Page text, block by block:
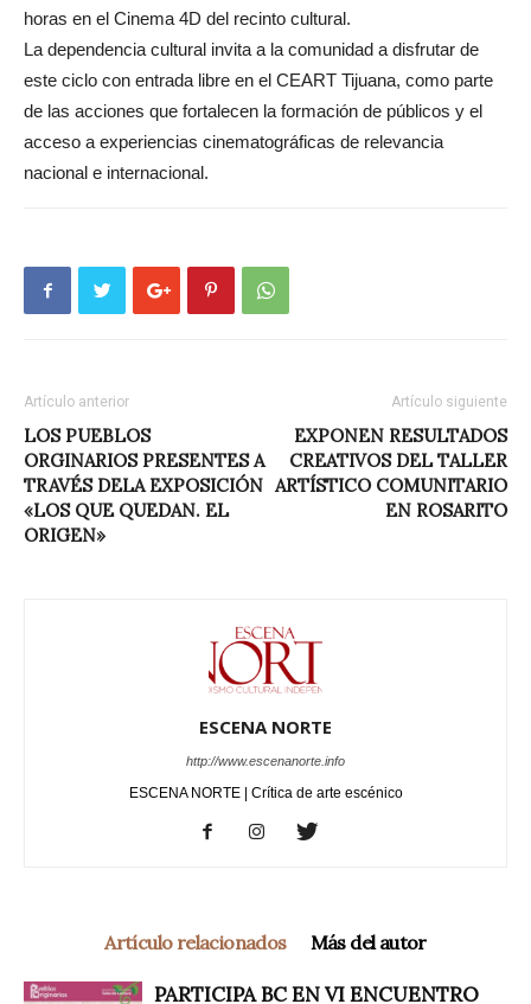
horas en el Cinema 4D del recinto cultural.
La dependencia cultural invita a la comunidad a disfrutar de
este ciclo con entrada libre en el CEART Tijuana, como parte
de las acciones que fortalecen la formación de públicos y el
acceso a experiencias cinematográficas de relevancia
nacional e internacional.
Artículo anterior
LOS PUEBLOS
ORGINARIOS PRESENTES A
TRAVÉS DELA EXPOSICIÓN
«LOS QUE QUEDAN. EL
ORIGEN»
Artículo siguiente
EXPONEN RESULTADOS
CREATIVOS DEL TALLER
ARTÍSTICO COMUNITARIO
EN ROSARITO
ESCENA NORTE
http://www.escenanorte.info
ESCENA NORTE | Crítica de arte escénico
Artículo relacionados Más del autor
PARTICIPA BC EN VI ENCUENTRO